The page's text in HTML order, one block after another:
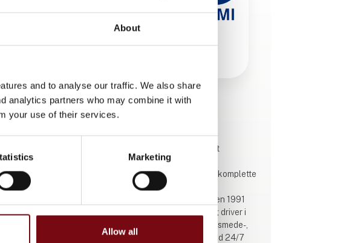
About
and to analyse our traffic. We also share
analytics partners who may combine it with
your use of their services.
Marketing
Allow all
Produktet er tilføjet af:
ABC Industrigummi
ABC Industrigummi er en familieejet
virksomhed i Ringsted, der tegner,
producerer, monterer og servicerer komplette
transportanlæg samt sælger alle
reservedele via egen webshop. Siden 1991
har vi opbygget brancheerfaring og driver i
dag flere specialafdelinger (bånd-, smede-,
tegnestue, service og webshop) med 24/7